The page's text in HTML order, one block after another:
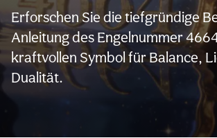
Erforschen Sie die tiefgründige
Anleitung des Engelnummer
kraftvollen Symbol für Balance,
Dualität.